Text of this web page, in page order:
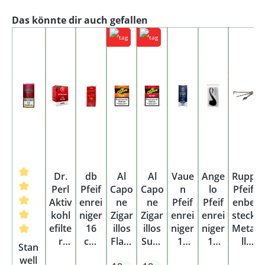
Produktgalerie überspringen
Das könnte dir auch gefallen
Durchschnittliche Bewertung von 5 von 5 Sternen
Stan
well
Dr.
Perl
Aktiv
kohl
efilte
r
db
Pfeif
enrei
niger
16
cm
Al
Capo
ne
Zigar
illos
Flam
Al
Capo
ne
Zigar
illos
Suns
Vaue
n
Pfeif
enrei
niger
16
Ange
lo
Pfeif
enrei
niger
15
Rupp
Pfeif
enbe
steck
Meta
ll